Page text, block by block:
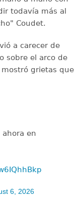
todavía más al
Coudet.
a carecer de
sobre el arco de
grietas que
ahora en
6, 2026